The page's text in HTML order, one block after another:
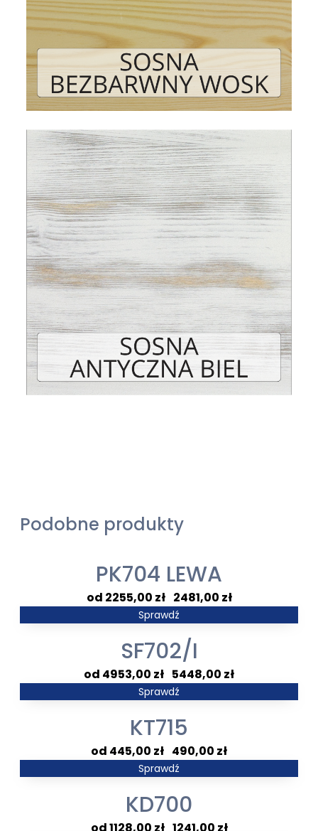
Podobne produkty
PK704 LEWA
2255,00 zł– 2481,00 zł
Zakres
2255,00 zł
do
2481,00 zł
Sprawdź
SF702/I
4953,00 zł 5448,00 zł
Zakres
4953,00 zł
do
5448,00 zł
Sprawdź
KT715
445,00 zł 490,00 zł
Zakres
445,00 zł
do
Sprawdź
KD700
Zakres